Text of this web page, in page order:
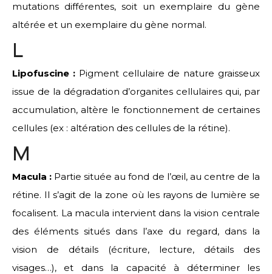
mutations différentes, soit un exemplaire du gène
altérée et un exemplaire du gène normal.
L
Lipofuscine :Pigment cellulaire de nature graisseux
issue de la dégradation d’organites cellulaires qui, par
accumulation, altère le fonctionnement de certaines
cellules (ex : altération des cellules de la rétine).
M
Macula : Partie située au fond de l’œil, au centre de la
rétine. Il s’agit de la zone où les rayons de lumière se
focalisent. La macula intervient dans la vision centrale
des éléments situés dans l’axe du regard, dans la
vision de détails (écriture, lecture, détails des
visages…), et dans la capacité à déterminer les